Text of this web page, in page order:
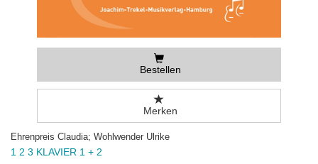
Bestellen
Merken
Ehrenpreis Claudia; Wohlwender Ulrike
1 2 3 KLAVIER 1 + 2